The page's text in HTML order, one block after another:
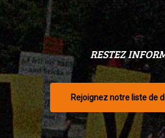
RESTEZ
Rejoignez notre liste de